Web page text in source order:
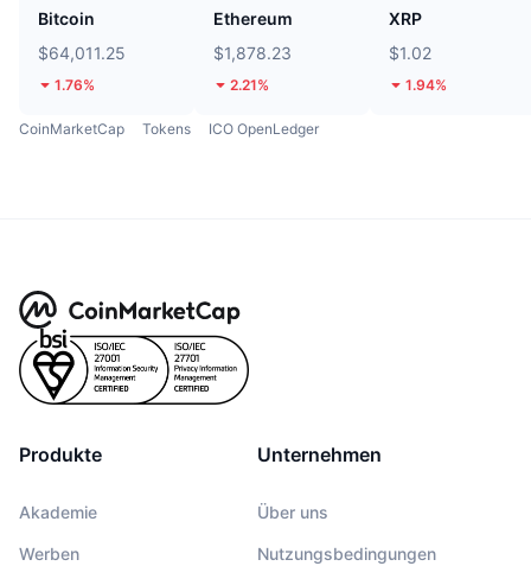
Bitcoin
$64,011.25
1.76%
Ethereum
$1,878.23
2.21%
XRP
$1.02
1.94%
CoinMarketCap Tokens ICO OpenLedger
Produkte
Akademie
Werben
Unternehmen
Über uns
Nutzungsbedingungen